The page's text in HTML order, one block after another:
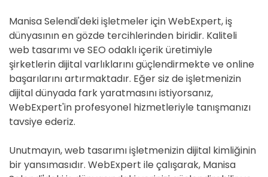
Manisa Selendi'deki işletmeler için WebExpert, iş
dünyasının en gözde tercihlerinden biridir. Kaliteli
web tasarımı ve SEO odaklı içerik üretimiyle
şirketlerin dijital varlıklarını güçlendirmekte ve online
başarılarını artırmaktadır. Eğer siz de işletmenizin
dijital dünyada fark yaratmasını istiyorsanız,
WebExpert'in profesyonel hizmetleriyle tanışmanızı
tavsiye ederiz.
Unutmayın, web tasarımı işletmenizin dijital kimliğinin
bir yansımasıdır. WebExpert ile çalışarak, Manisa